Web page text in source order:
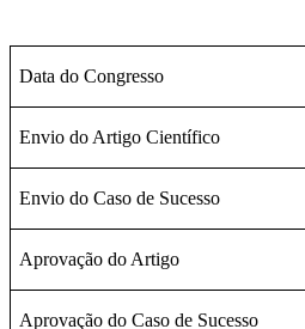
Data do Congresso
Envio do Artigo Científico
Envio do Caso de Sucesso
Aprovação do Artigo
Aprovação do Caso de Sucesso